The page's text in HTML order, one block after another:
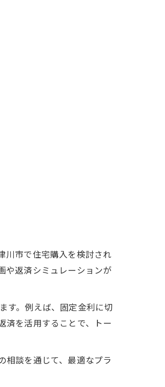
川市で住宅購入を検討され
や返済シミュレーションが
す。例えば、固定金利に切
済を活用することで、トー
相談を通じて、最適なプラ